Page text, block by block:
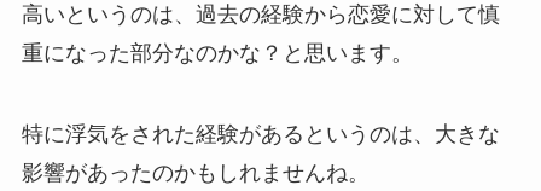
高いというのは、過去の経験から恋愛に対して慎
重になった部分なのかな？と思います。
特に浮気をされた経験があるというのは、大きな
影響があったのかもしれませんね。